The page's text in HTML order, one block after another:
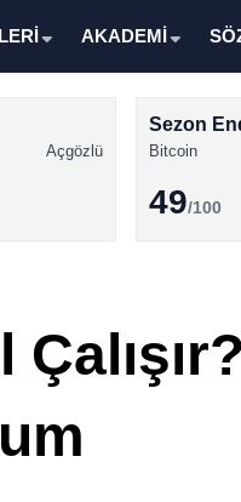
AKADEMİ
Açgözlü
Sezon
Bitcoin
49/100